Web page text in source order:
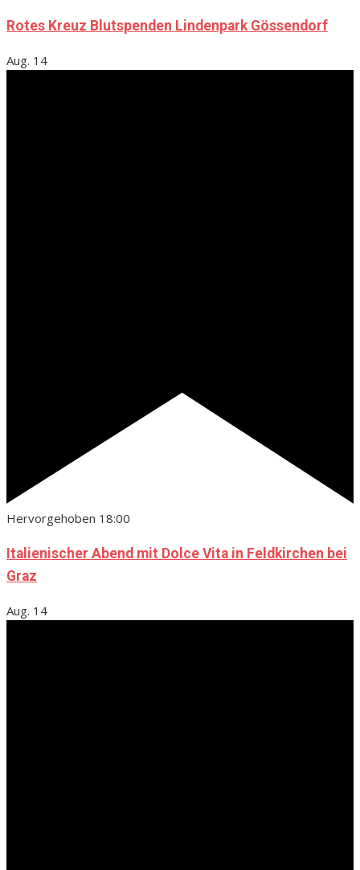
Rotes Kreuz Blutspenden Lindenpark Gössendorf
Aug. 14
Hervorgehoben 18:00
Italienischer Abend mit Dolce Vita in Feldkirchen bei
Graz
Aug. 14